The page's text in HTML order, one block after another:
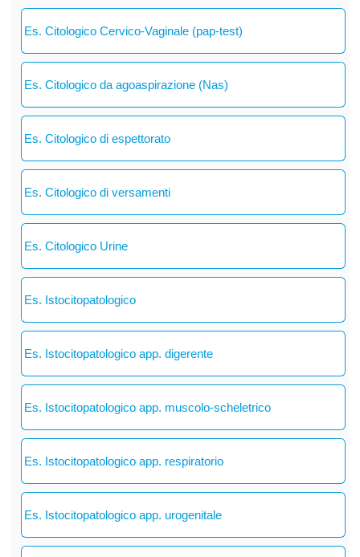
Es. Citologico Cervico-Vaginale (pap-test)
Es. Citologico da agoaspirazione (Nas)
Es. Citologico di espettorato
Es. Citologico di versamenti
Es. Citologico Urine
Es. Istocitopatologico
Es. Istocitopatologico app. digerente
Es. Istocitopatologico app. muscolo-scheletrico
Es. Istocitopatologico app. respiratorio
Es. Istocitopatologico app. urogenitale